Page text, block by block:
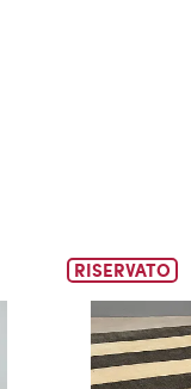
RISERVATO